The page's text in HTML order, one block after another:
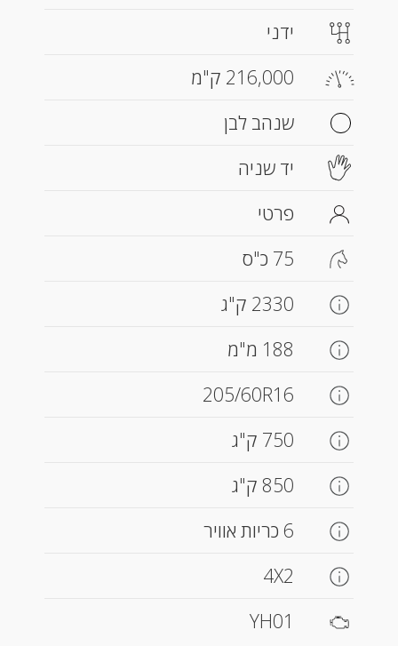
ידני
216,000 ק"מ
שנהב לבן
יד שניה
פרטי
75 כ"ס
2330 ק"ג
188 מ"מ
205/60R16
750 ק"ג
850 ק"ג
6 כריות אוויר
4X2
YH01